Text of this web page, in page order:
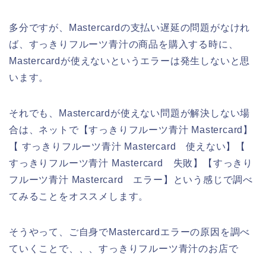
多分ですが、Mastercardの支払い遅延の問題がなけれ
ば、すっきりフルーツ青汁の商品を購入する時に、
Mastercardが使えないというエラーは発生しないと思
います。
それでも、Mastercardが使えない問題が解決しない場
合は、ネットで【すっきりフルーツ青汁 Mastercard】
【 すっきりフルーツ青汁 Mastercard 使えない】【
すっきりフルーツ青汁 Mastercard 失敗】【すっきり
フルーツ青汁 Mastercard エラー】という感じで調べ
てみることをオススメします。
そうやって、ご自身でMastercardエラーの原因を調べ
ていくことで、、、すっきりフルーツ青汁のお店で